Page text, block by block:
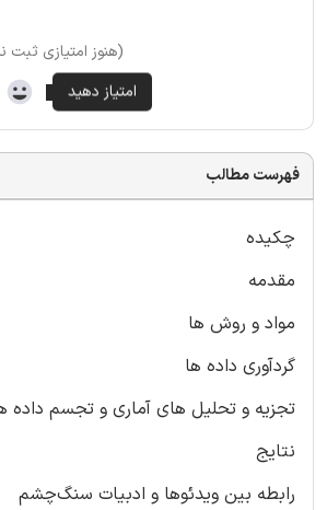
(هنوز امتیازی
فهرست مطالب
چکیده
مقدمه
مواد و روش ها
گردآوری داده ها
تجزیه و تحلیل های آماری و تجسم داده
نتایج
رابطه بین ویدئوها و ادبیات سنگ‌چشم